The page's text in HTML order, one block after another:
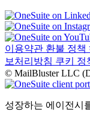
이용약관 환불 정책
보처리방침 쿠키 정
© MailBluster LLC
성장하는 에이전시